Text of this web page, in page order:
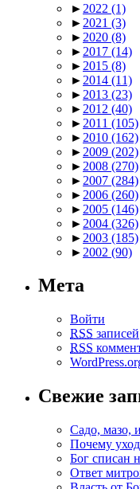
► 2022 (1)
► 2021 (3)
► 2020 (8)
► 2017 (14)
► 2015 (8)
► 2014 (11)
► 2013 (23)
► 2012 (40)
► 2011 (105)
► 2010 (162)
► 2009 (202)
► 2008 (270)
► 2007 (284)
► 2006 (260)
► 2005 (146)
► 2004 (326)
► 2003 (185)
► 2002 (90)
Мета
Войти
RSS записей
RSS
Свежие
Садо, мазо,
Почему
Бог списан
Ответ